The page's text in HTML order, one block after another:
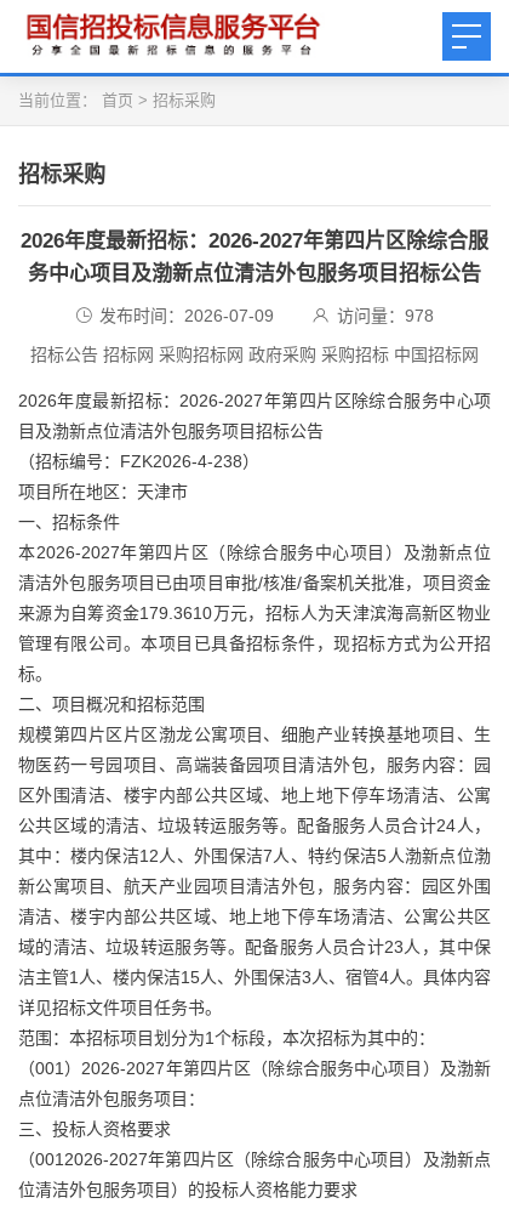
当前位置： 首页 > 招标采购
招标采购
2026年度最新招标：2026-2027年第四片区除综合服
务中心项目及渤新点位清洁外包服务项目招标公告
发布时间：2026-07-09 访问量： 978
招标公告 招标网 采购招标网 政府采购 采购招标 中国招标网
2026年度最新招标：2026-2027年第四片区除综合服务中心项
目及渤新点位清洁外包服务项目招标公告
（招标编号：FZK2026-4-238）
项目所在地区：天津市
一、招标条件
本2026-2027年第四片区（除综合服务中心项目）及渤新点位
清洁外包服务项目已由项目审批/核准/备案机关批准，项目资金
来源为自筹资金179.3610万元，招标人为天津滨海高新区物业
管理有限公司。本项目已具备招标条件，现招标方式为公开招
标。
二、项目概况和招标范围
规模第四片区片区渤龙公寓项目、细胞产业转换基地项目、生
物医药一号园项目、高端装备园项目清洁外包，服务内容：园
区外围清洁、楼宇内部公共区域、地上地下停车场清洁、公寓
公共区域的清洁、垃圾转运服务等。配备服务人员合计24人，
其中：楼内保洁12人、外围保洁7人、特约保洁5人渤新点位渤
新公寓项目、航天产业园项目清洁外包，服务内容：园区外围
清洁、楼宇内部公共区域、地上地下停车场清洁、公寓公共区
域的清洁、垃圾转运服务等。配备服务人员合计23人，其中保
洁主管1人、楼内保洁15人、外围保洁3人、宿管4人。具体内容
详见招标文件项目任务书。
范围：本招标项目划分为1个标段，本次招标为其中的：
（001）2026-2027年第四片区（除综合服务中心项目）及渤新
点位清洁外包服务项目：
三、投标人资格要求
（0012026-2027年第四片区（除综合服务中心项目）及渤新点
位清洁外包服务项目）的投标人资格能力要求